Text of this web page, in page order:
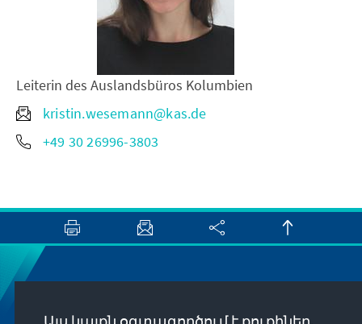
Leiterin des Auslandsbüros Kolumbien
kristin.wesemann@kas.de
+49 30 26996-3803